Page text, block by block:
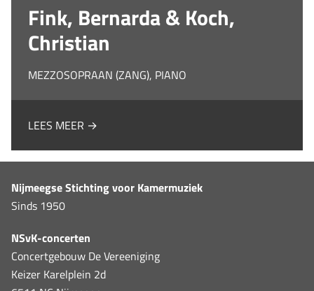
Fink, Bernarda & Koch,
Christian
MEZZOSOPRAAN (ZANG), PIANO
LEES MEER →
Nijmeegse Stichting voor Kamermuziek
Sinds 1950
NSvK-concerten
Concertgebouw De Vereeniging
Keizer Karelplein 2d